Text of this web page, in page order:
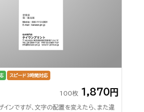
スピード3時間対応
100枚 1,870円
インですが、文字の配置を変えたら、また違